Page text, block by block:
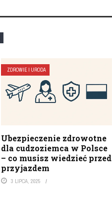
ZDROWIE I URODA
Ubezpieczenie zdrowotne
dla cudzoziemca w Polsce
– co musisz wiedzieć przed
przyjazdem
3 LIPCA, 2025